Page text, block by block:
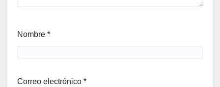
Nombre *
Correo electrónico *